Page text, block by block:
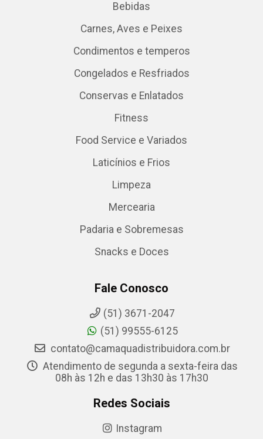
Bebidas
Carnes, Aves e Peixes
Condimentos e temperos
Congelados e Resfriados
Conservas e Enlatados
Fitness
Food Service e Variados
Laticínios e Frios
Limpeza
Mercearia
Padaria e Sobremesas
Snacks e Doces
Fale Conosco
(51) 3671-2047
(51) 99555-6125
contato@camaquadistribuidora.com.br
Atendimento de segunda a sexta-feira das
08h às 12h e das 13h30 às 17h30
Redes Sociais
Instagram